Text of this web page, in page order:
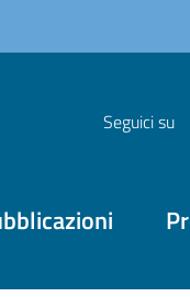
Seguici su